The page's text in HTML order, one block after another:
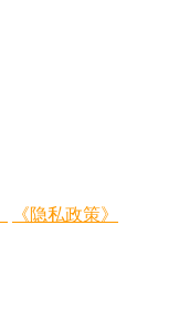
《隐私政策》